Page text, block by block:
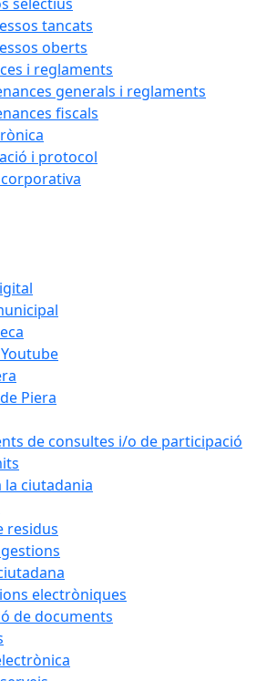
tancats
oberts
i reglaments
generals i reglaments
fiscals
i protocol
Piera
de consultes i/o de participació
la ciutadania
residus
electròniques
de documents